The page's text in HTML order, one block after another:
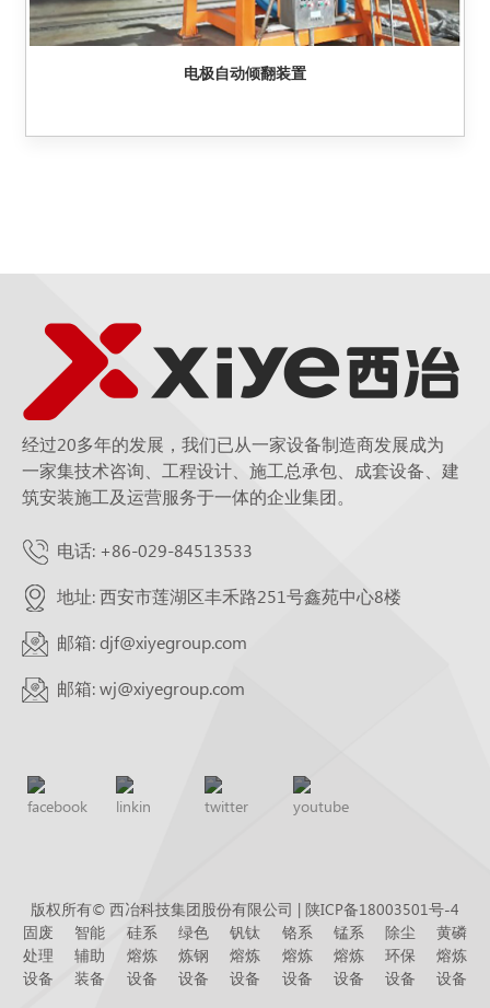
电极自动倾翻装置
经过20多年的发展，我们已从一家设备制造商发展成为
一家集技术咨询、工程设计、施工总承包、成套设备、建
筑安装施工及运营服务于一体的企业集团。
电话: +86-029-84513533
地址: 西安市莲湖区丰禾路251号鑫苑中心8楼
邮箱: djf@xiyegroup.com
邮箱: wj@xiyegroup.com
版权所有© 西冶科技集团股份有限公司 | 陕ICP备18003501号-4
固废
处理
设备
智能
辅助
装备
硅系
熔炼
设备
绿色
炼钢
设备
钒钛
熔炼
设备
铬系
熔炼
设备
锰系
熔炼
设备
除尘
环保
设备
黄磷
熔炼
设备